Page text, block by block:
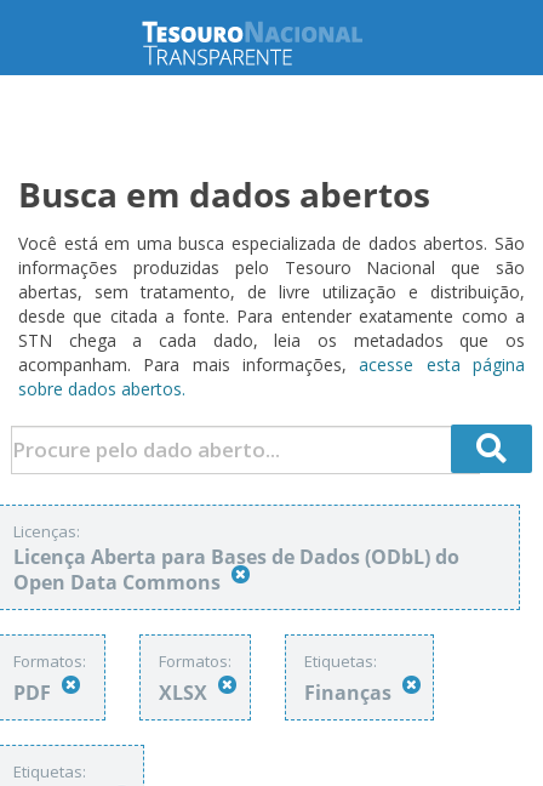
Busca em dados abertos
Você está em uma busca especializada de dados abertos. São
informações produzidas pelo Tesouro Nacional que são
abertas, sem tratamento, de livre utilização e distribuição,
desde que citada a fonte. Para entender exatamente como a
STN chega a cada dado, leia os metadados que os
acompanham. Para mais informações,acesse esta página
sobre dados abertos.
Licenças:
Licença Aberta para Bases de Dados (ODbL) do
Open Data Commons
Formatos:
PDF
Formatos:
XLSX
Etiquetas:
Finanças
Etiquetas: